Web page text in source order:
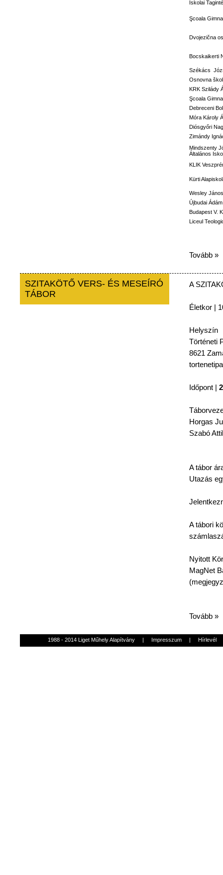
Iskolai
Şcoala
Dvojezična
Bocskaikerti
Székács
Osnovna
KRK Szilády
Şcoala
Debreceni
Móra Károly
Diósgyőri
Zimándy
Mindszenty
Általános
KLIK
Kürti
Wesley
Újbudai
Budapest V.
Liceul
Tovább »
SZITAKÖTŐ VERS- ÉS MESEÍRÓ
TÁBOR
A
Életkor |
Helyszín
Történeti
8621
Időpont |
Horgas
Szabó
Atábor
Utazás
Atábori
Nyitott Kör
MagNet
(
Tovább »
1988 - 2014 Liget Műhely Alapítvány | Impresszum | Hírlevél